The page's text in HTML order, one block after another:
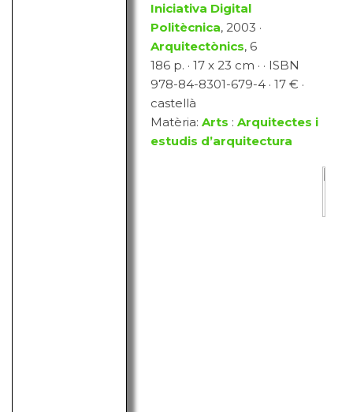
Iniciativa Digital
Politècnica, 2003 ·
Arquitectònics, 6
186 p. · 17 x 23 cm · · ISBN
978-84-8301-679-4 · 17 € ·
castellà
Matèria:Arts :Arquitectes i
estudis d’arquitectura